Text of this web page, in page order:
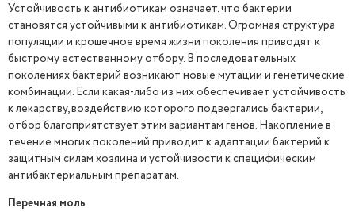
Устойчивость к антибиотикам означает, что бактерии
становятся устойчивыми к антибиотикам. Огромная структура
популяции и крошечное время жизни поколения приводят к
быстрому естественному отбору. В последовательных
поколениях бактерий возникают новые мутации и генетические
комбинации. Если какая-либо из них обеспечивает устойчивость
к лекарству, воздействию которого подвергались бактерии,
отбор благоприятствует этим вариантам генов. Накопление в
течение многих поколений приводит к адаптации бактерий к
защитным силам хозяина и устойчивости к специфическим
антибактериальным препаратам.
Перечная моль